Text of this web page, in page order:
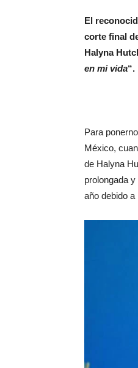
El
corte final
Halyna
en mi vida“.
Para
México,
de Halyna
prolongada
año debido